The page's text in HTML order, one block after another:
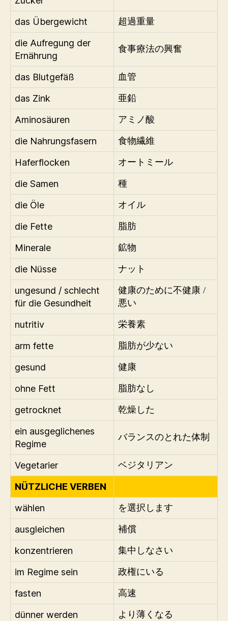
das Übergewicht
超過重量
die Aufregung der
Ernährung
食事療法の興奮
das Blutgefäß 血管
das Zink 亜鉛
Aminosäuren アミノ酸
die Nahrungsfasern 食物繊維
Haferflocken オートミール
die Samen 種
die Öle オイル
die Fette 脂肪
Minerale 鉱物
die Nüsse ナット
ungesund / schlecht
für die Gesundheit
健康のために不健康 /
悪い
nutritiv 栄養素
arm fette 脂肪が少ない
gesund 健康
ohne Fett 脂肪なし
getrocknet 乾燥した
ein ausgeglichenes
Regime
バランスのとれた体制
Vegetarier ベジタリアン
NÜTZLICHE VERBEN
wählen
を選択します
ausgleichen 補償
konzentrieren 集中しなさい
im Regime sein 政権にいる
fasten 高速
dünner werden より薄くなる